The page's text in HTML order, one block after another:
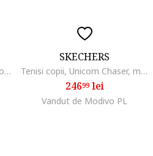
Pantofi sport cu velcro Meteor-Lights - Krendox, Rosu
SKECHERS
Tenisi copii, Unicorn Chaser, multicolor, textil,
24699lei
Vandut de Modivo PL